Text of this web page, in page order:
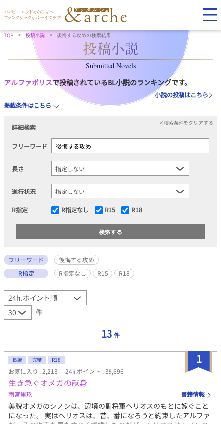
TOP 投稿小説 後悔する攻めの検索結果
Submitted Novels
アルファポリスで投稿されているBL小説のランキングです。
小説の投稿はこちら
掲載条件はこちら
詳細検索
×検索条件をクリアする
フリーワード
長さ
進行状況
R指定 R指定なし R15 R18
フリーワード
後悔する攻め
R指定
R指定なし R15 R18
件
13 件
1
長編 完結 R18
お気に入り : 2,213 24h.ポイント : 39,696
生き急ぐオメガの献身
雨宮里玖 書籍情報
美貌オメガのシノンは、辺境の副将軍ヘリオスのもとに嫁ぐこと
になった。 実はヘリオスは、昔、番になろうと約束したアルファ